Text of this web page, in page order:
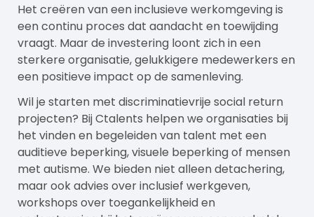
Het creëren van een inclusieve werkomgeving is
een continu proces dat aandacht en toewijding
vraagt. Maar de investering loont zich in een
sterkere organisatie, gelukkigere medewerkers en
een positieve impact op de samenleving.
Wil je starten met discriminatievrije social return
projecten? BijCtalents helpen we organisaties bij
het vinden en begeleiden van talent met een
auditieve beperking, visuele beperking of mensen
met autisme. We bieden niet alleen detachering,
maar ook advies over inclusief werkgeven,
workshops over toegankelijkheid en